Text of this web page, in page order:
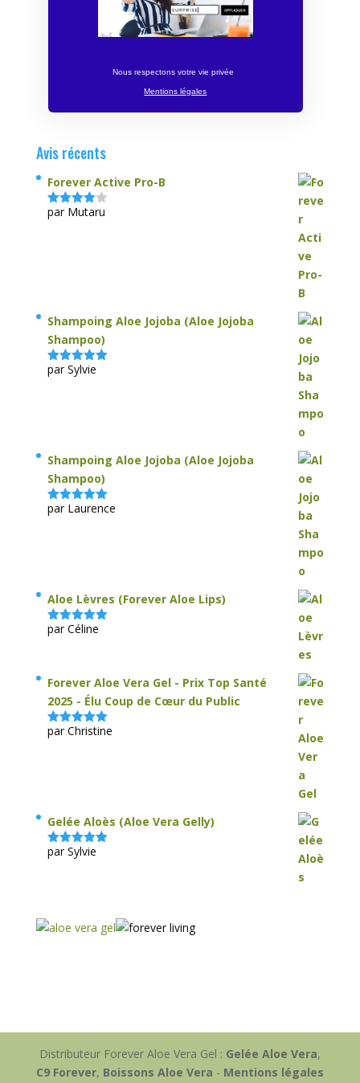
Nous respectons votre vie privée
Mentions légales
Avis récents
Forever Active Pro-B
Note4
par Mutaru
Shampoing Aloe Jojoba (Aloe Jojoba
Shampoo)
Note5sur
par Sylvie
Shampoing Aloe Jojoba (Aloe Jojoba
Shampoo)
Note5sur
par Laurence
Aloe Lèvres (Forever Aloe Lips)
Note5sur
par Céline
Forever Aloe Vera Gel - Prix Top Santé
2025 - Élu Coup de Cœur du Public
Note5sur
par Christine
Gelée Aloès (Aloe Vera Gelly)
Note5sur
par Sylvie
Distributeur Forever Aloe Vera Gel : Gelée Aloe Vera,
C9 Forever, Boissons Aloe Vera - Mentions légales